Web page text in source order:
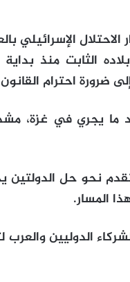
الإسرائيلي
الثابت منذ
ضرورة احترام
ما يجري في غزة،
نحو حل الدولتين
المسار.
الدوليين